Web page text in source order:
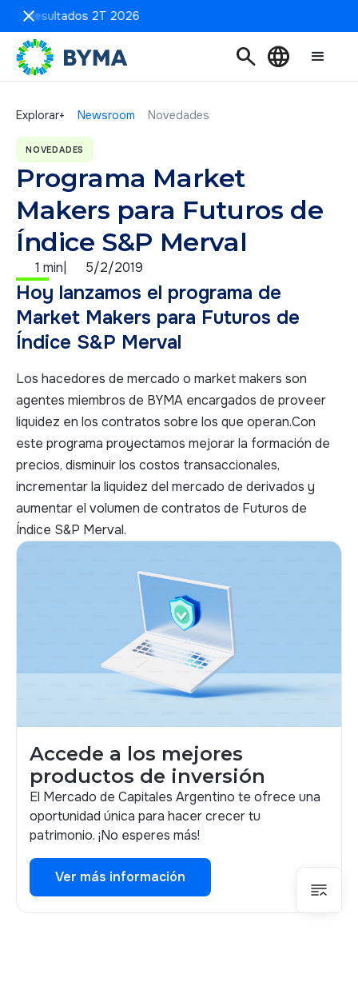
de Resultados 2T 2026
search language
Explorar+ Newsroom Novedades
NOVEDADES
Programa Market
Makers para Futuros de
Índice S&P Merval
1 min 5/2/2019
Hoy lanzamos el programa de
Market Makers para Futuros de
Índice S&P Merval
Los hacedores de mercado o market makers son
agentes miembros de BYMA encargados de proveer
liquidez en los contratos sobre los que operan.Con
este programa proyectamos mejorar la formación de
precios, disminuir los costos transaccionales,
incrementar la liquidez del mercado de derivados y
aumentar el volumen de contratos de Futuros de
Índice S&P Merval.
Accede a los mejores
productos de inversión
El Mercado de Capitales Argentino te ofrece una
oportunidad única para hacer crecer tu
patrimonio. ¡No esperes más!
Ver más información